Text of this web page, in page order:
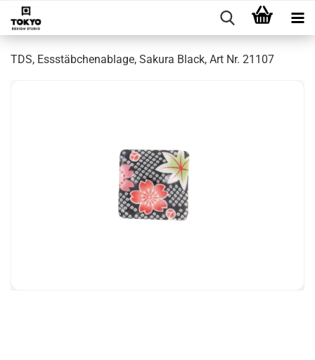
TDS, Essstäbchenablage, Sakura Black, Art Nr. 21107